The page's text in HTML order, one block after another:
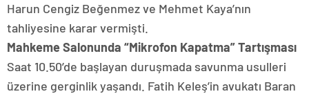
Harun Cengiz Beğenmez ve Mehmet Kaya’nın
tahliyesine karar vermişti.
Mahkeme Salonunda “Mikrofon Kapatma” Tartışması
Saat 10.50’de başlayan duruşmada savunma usulleri
üzerine gerginlik yaşandı. Fatih Keleş’in avukatı Baran